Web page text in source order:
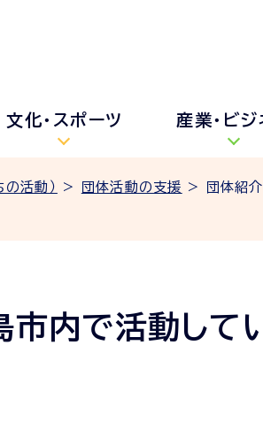
文化・スポーツ 産業・ビ
の活動） > 団体活動の支援 > 団体紹介
市内で活動して